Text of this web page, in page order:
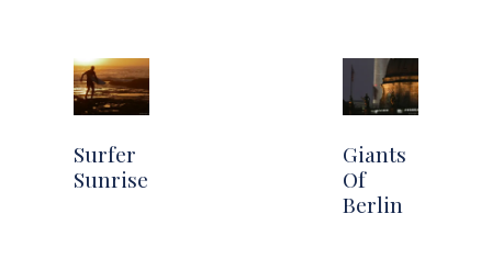
Surfer
Sunrise
Giants
Of
Berlin